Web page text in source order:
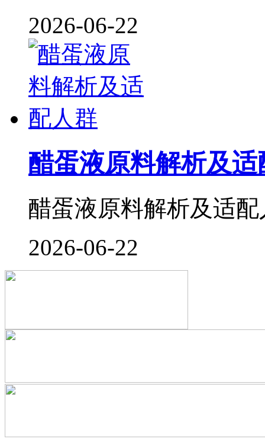
2026-06-22
醋蛋液原料解析及适
醋蛋液原料解析及适
2026-06-22